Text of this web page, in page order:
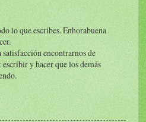
lo que escribes. Enhorabuena
encontrarnos de
y hacer que los demás